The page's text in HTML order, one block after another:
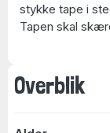
Overblik
stykke tape i
Tapen skal